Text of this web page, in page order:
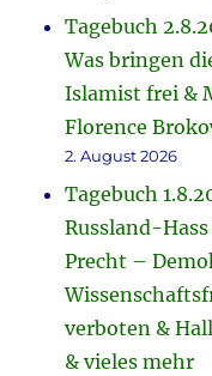
Tagebuch
Was bringen
Islamist frei &
Florence
2. August 2026
Tagebuch
Russland-
Precht –
verboten &
& vieles mehr